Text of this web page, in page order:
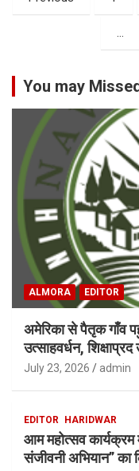
o
t
s
v
a
You may
ALMORA EDITOR
अमेरिका से पैतृक गाँव
उत्साहवर्धन,
July 23, 2026 admin
EDITOR HARIDWAR
आम महोत्सव कार्यक्रम
संजीवनी अभियान” का